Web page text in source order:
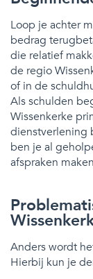
Loop je achter
bedrag
die relatief
de regio
of in de
Als schulden
Wissenkerke
dienstverlening
ben je al
afspraken
Anders wordt
Hierbij kun je